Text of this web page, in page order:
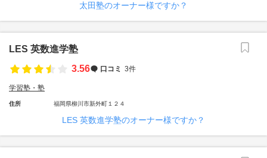
太田塾のオーナー様ですか？
LES 英数進学塾
3.56
口コミ 3件
学習塾・塾
住所 福岡県柳川市新外町１２４
LES 英数進学塾のオーナー様ですか？